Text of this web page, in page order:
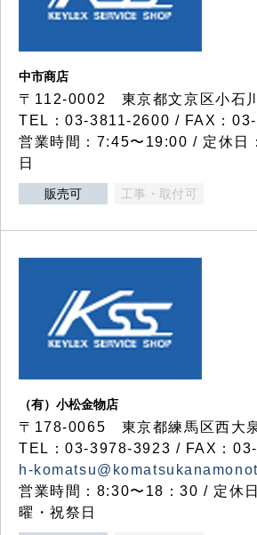
中市商店
〒112-0002 東京都文京区小石
TEL：03-3811-2600 / FAX：
営業時間：7:45〜19:00 / 定休日
日
販売可 工事・取付可
（有）小松金物店
〒178-0065 東京都練馬区西大
TEL：03-3978-3923 / FAX：
h-
営業時間：8:30〜18：30 / 定休
曜・祝祭日